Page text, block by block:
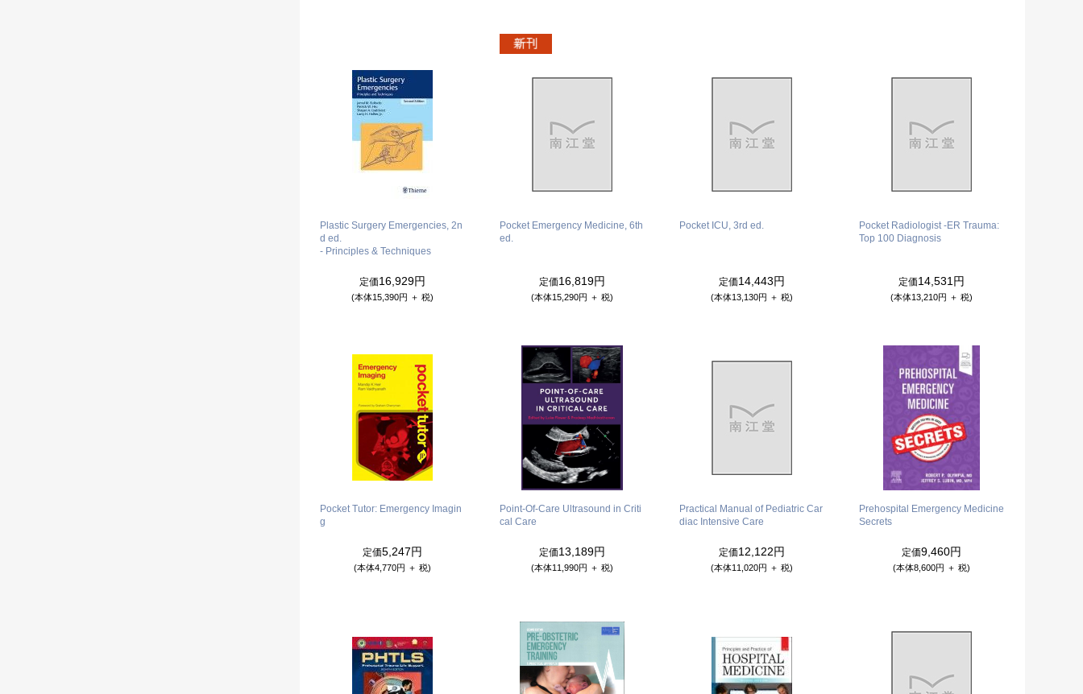
Plastic Surgery Emergencies, 2n
d ed.
- Principles & Techniques
定価16,929円
(本体15,390円 ＋ 税)
Pocket Emergency Medicine, 6th
ed.
定価16,819円
(本体15,290円 ＋ 税)
Pocket ICU, 3rd ed.
定価14,443円
(本体13,130円 ＋ 税)
Pocket Radiologist -ER Trauma:
Top 100 Diagnosis
定価14,531円
(本体13,210円 ＋ 税)
Pocket Tutor: Emergency Imagin
g
定価5,247円
(本体4,770円 ＋ 税)
Point-Of-Care Ultrasound in Criti
cal Care
定価13,189円
(本体11,990円 ＋ 税)
Practical Manual of Pediatric Car
diac Intensive Care
定価12,122円
(本体11,020円 ＋ 税)
Prehospital Emergency Medicine
Secrets
定価9,460円
(本体8,600円 ＋ 税)